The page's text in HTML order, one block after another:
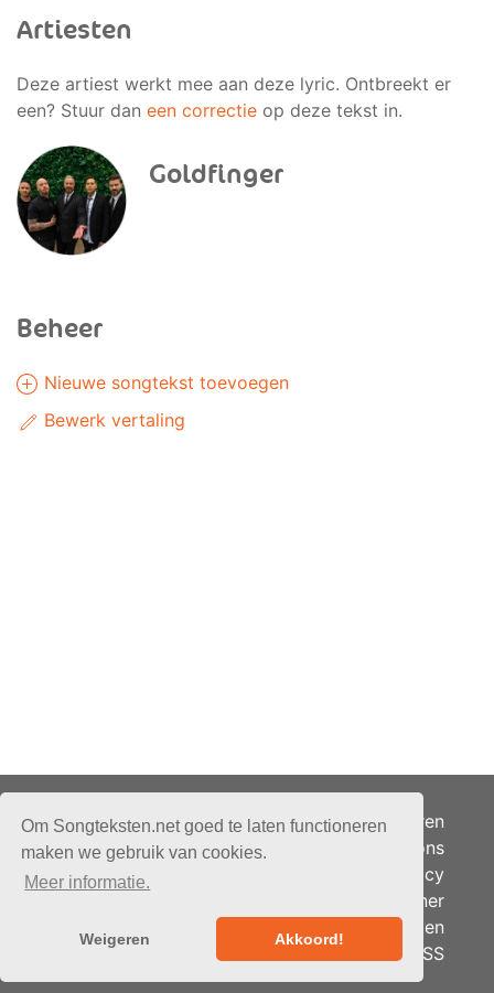
Om Songteksten.net goed te laten functioneren
maken we gebruik van cookies.
Meer informatie.
Weigeren Akkoord!
Artiesten
Deze artiest werkt mee aan deze lyric. Ontbreekt er
een? Stuur dan een correctie op deze tekst in.
Goldfinger
Beheer
Nieuwe songtekst toevoegen
Bewerk vertaling
Alle rechten voorbehouden.
bandhosting.nl
Adverteren
Over ons
Je privacy
Partner
Berichten
RSS